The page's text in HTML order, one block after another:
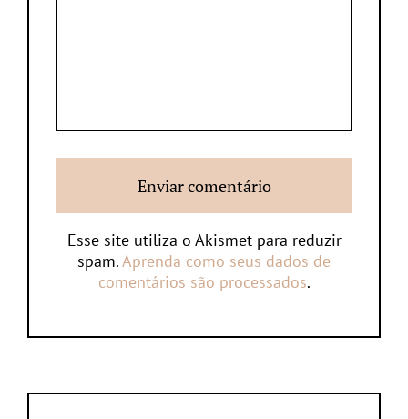
Esse site utiliza o Akismet para reduzir
spam.Aprenda como seus dados de
comentários são processados.